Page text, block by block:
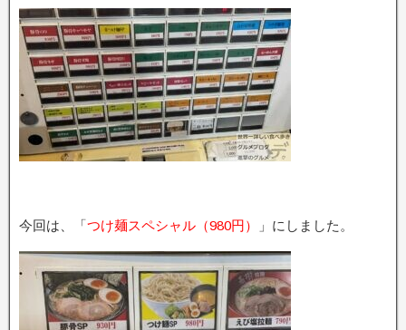
今回は、「つけ麺スペシャル（980円） 」にしました。